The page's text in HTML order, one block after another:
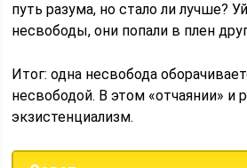
путь разума, но стало ли лучше?
несвободы, они попали в плен
Итог: одна несвобода
несвободой. В этом «отчаянии» и
экзистенциализм.